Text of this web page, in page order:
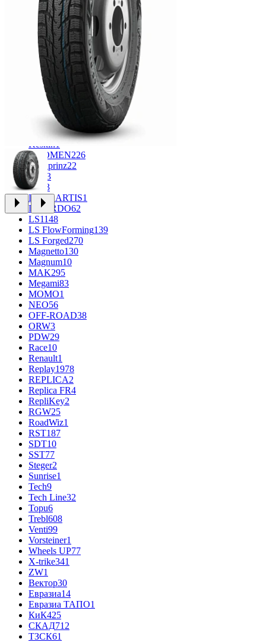
CROSS_STREET
30
Eurodisk1
FF34
GR71
Grizzly3
iFree1004
iFree Original
53
Ikon 1
INFORGED
1
1
KDW151
Keskin 1
KHOMEN226
Kronprinz22
KT
23
LE
13
LEGE ARTIS1
LIZARDO62
LS1148
LS FlowForming139
LS Forged270
Magnetto130
Magnum10
MAK295
Megami83
MOMO1
NEO56
OFF-ROAD38
ORW3
PDW29
Race10
Renault1
Replay1978
REPLICA2
Replica FR4
RepliKey2
RGW25
RoadWiz1
RST187
SDT10
SST77
Steger2
Sunrise1
Tech9
Tech Line32
Topu6
Trebl608
Venti99
Vorsteiner1
Wheels UP77
X-trike341
ZW1
Вектор30
Евразиа14
Евразиа ТАПО1
КиК425
СКАД712
ТЗСК61